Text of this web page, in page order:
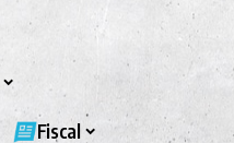
Fiscal